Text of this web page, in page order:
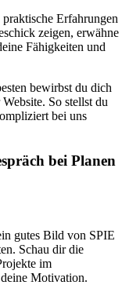
Erfahrungen
zeigen, erwähne
Fähigkeiten und
bewirbst du dich
So stellst du
bei uns
bei Planen
gutes Bild von SPIE
Schau dir die
im
Motivation.